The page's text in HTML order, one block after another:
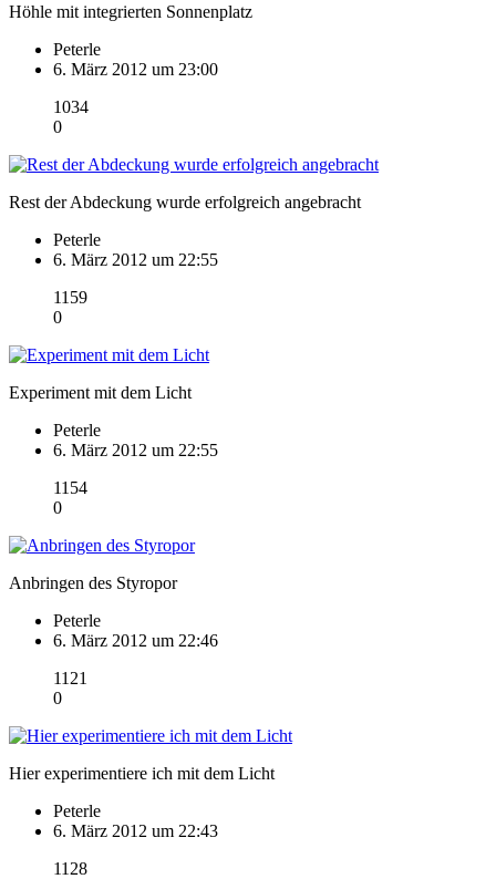
Höhle mit integrierten Sonnenplatz
Peterle
6. März 2012 um 23:00
1034
0
Rest der Abdeckung wurde erfolgreich angebracht
Peterle
6. März 2012 um 22:55
1159
0
Experiment mit dem Licht
Peterle
6. März 2012 um 22:55
1154
0
Anbringen des Styropor
Peterle
6. März 2012 um 22:46
1121
0
Hier experimentiere ich mit dem Licht
Peterle
6. März 2012 um 22:43
1128